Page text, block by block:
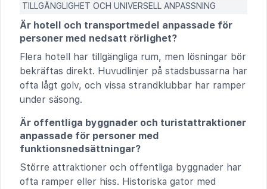
TILLGÄNGLIGHET OCH UNIVERSELL ANPASSNING
Är hotell och transportmedel anpassade för
personer med nedsatt rörlighet?
Flera hotell har tillgängliga rum, men lösningar bör
bekräftas direkt. Huvudlinjer på stadsbussarna har
ofta lågt golv, och vissa strandklubbar har ramper
under säsong.
Är offentliga byggnader och turistattraktioner
anpassade för personer med
funktionsnedsättningar?
Större attraktioner och offentliga byggnader har
ofta ramper eller hiss. Historiska gator med